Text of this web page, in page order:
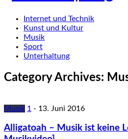
Internet und Technik
Kunst und Kultur
Musik
Sport
Unterhaltung
Category Archives:
Musik 1 - 13. Juni 2016
Alligatoah – Musik ist keine